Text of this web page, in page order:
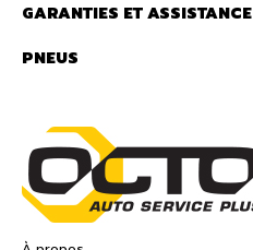
GARANTIES ET ASSISTANCE
PNEUS